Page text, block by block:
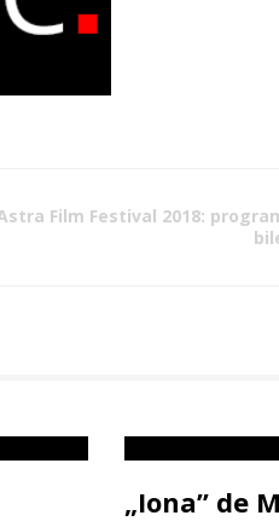
Film Festival 2018:
„Iona” de